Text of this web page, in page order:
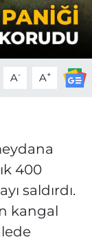
A- A+
400
saldırdı.
kangal